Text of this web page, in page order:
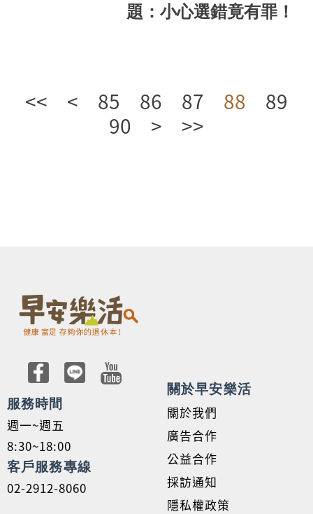
題：小心選錯竟有罪！
<< < 85 86 87 88
89
90
> >>
服務時間
週一~週五
8:30~18:00
客戶服務專線
02-2912-8060
關於早安樂活
關於我們
廣告合作
公益合作
採訪通知
隱私權政策